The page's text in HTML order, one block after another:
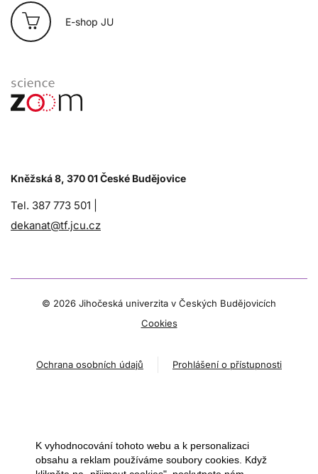
E-shop JU
Kněžská 8, 370 01 České Budějovice
Tel. 387 773 501 |
dekanat@tf.jcu.cz
© 2026 Jihočeská univerzita v Českých Budějovicích
Cookies
Ochrana osobních údajů Prohlášení o přístupnosti
K vyhodnocování tohoto webu a k personalizaci
obsahu a reklam používáme soubory cookies. Když